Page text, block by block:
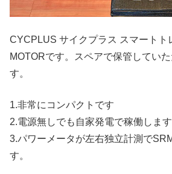
CYCPLUS サイクプラス スマートト
MOTORです。スペアで保管してい
す。
1.非常にコンパクトです
2.電源無しでも自家発電で稼働します
3.パワーメータが左右独立計測で
す。